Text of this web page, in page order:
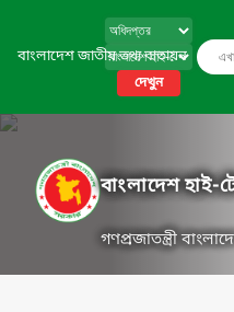
বাংলাদেশ জাতীয় তথ্য বাতায়ন
দেখুন
বাংলাদেশ হাই-
গণপ্রজাতন্ত্রী